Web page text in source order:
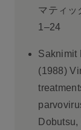
マティッ
1–24
Saknimit
(1988)